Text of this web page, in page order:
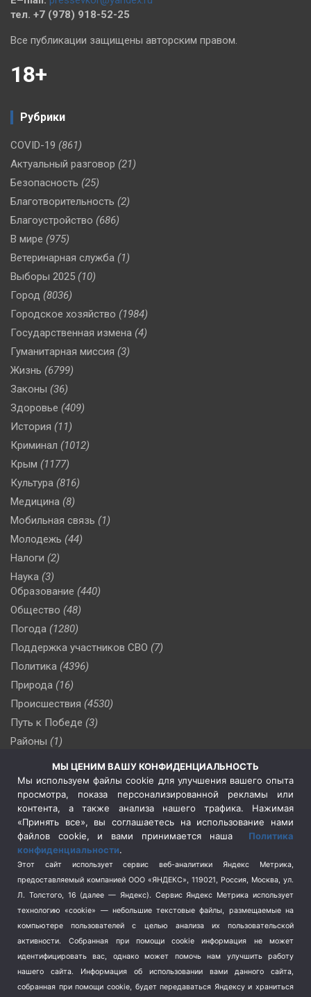
тел. +7 (978) 918-52-25
Все публикации защищены авторским правом.
18+
Рубрики
COVID-19 (861)
Актуальный разговор (21)
Безопасность (25)
Благотворительность (2)
Благоустройство (686)
В мире (975)
Ветеринарная служба (1)
Выборы 2025 (10)
Город (8036)
Городское хозяйство (1984)
Государственная измена (4)
Гуманитарная миссия (3)
Жизнь (6799)
Законы (36)
Здоровье (409)
История (11)
Криминал (1012)
Крым (1177)
Культура (816)
Медицина (8)
Мобильная связь (1)
Молодежь (44)
Налоги (2)
Наука (3)
Образование (440)
Общество (48)
Погода (1280)
Поддержка участников СВО (7)
Политика (4396)
Природа (16)
Происшествия (4530)
Путь к Победе (3)
Районы (1)
Сельское хозяйство (3)
Социальная политика
(3)
Спецоперация в Украине
Спецоперация на Украине
(404)
Спорт (740)
Терроризм (1)
Транспорт (262)
Туризм (178)
Флот (76)
Школа и спорт (2)
МЫ ЦЕНИМ ВАШУ КОНФИДЕНЦИАЛЬНОСТЬ
Мы используем файлы cookie для улучшения вашего опыта
просмотра, показа персонализированной рекламы или
контента, а также анализа нашего трафика. Нажимая
«Принять все», вы соглашаетесь на использование нами
файлов cookie, и вами принимается наша Политика
конфиденциальности.
Этот сайт использует сервис веб-аналитики Яндекс Метрика,
предоставляемый компанией ООО «ЯНДЕКС», 119021, Россия, Москва, ул.
Л. Толстого, 16 (далее — Яндекс). Сервис Яндекс Метрика использует
технологию «cookie» — небольшие текстовые файлы, размещаемые на
компьютере пользователей с целью анализа их пользовательской
активности.
Собранная при помощи cookie информация не может
идентифицировать вас, однако может помочь нам улучшить работу
нашего сайта. Информация об использовании вами данного сайта,
собранная при помощи cookie, будет передаваться Яндексу и храниться